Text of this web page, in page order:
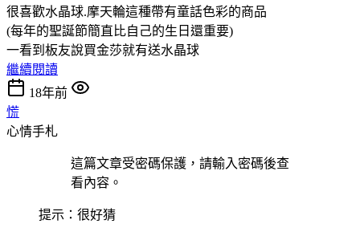
很喜歡水晶球.摩天輪這種帶有童話色彩的商品
(每年的聖誕節簡直比自己的生日還重要)
一看到板友說買金莎就有送水晶球
繼續閱讀
18年前
慌
心情手札
這篇文章受密碼保護，請輸入密碼後查
看內容。
提示：很好猜